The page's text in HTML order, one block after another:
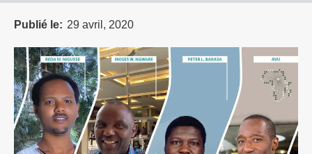
Publié le 29 avril, 2020